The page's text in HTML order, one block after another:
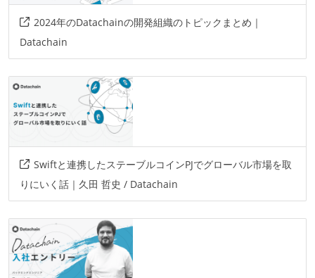
2024年のDatachainの開発組織のトピックまとめ｜
Datachain
Swiftと連携したステーブルコインPJでグローバル市場を取
りにいく話｜久田 哲史 / Datachain